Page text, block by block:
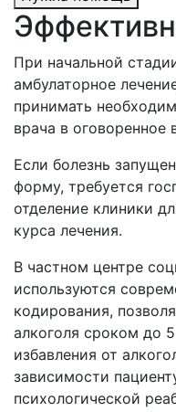
При начальной
амбулаторное
принимать
врача в оговоренное
Если болезнь
форму, требуется
отделение клиники
курса лечения.
В частном центре
используются
кодирования,
алкоголя сроком до
избавления от
зависимости
психологической